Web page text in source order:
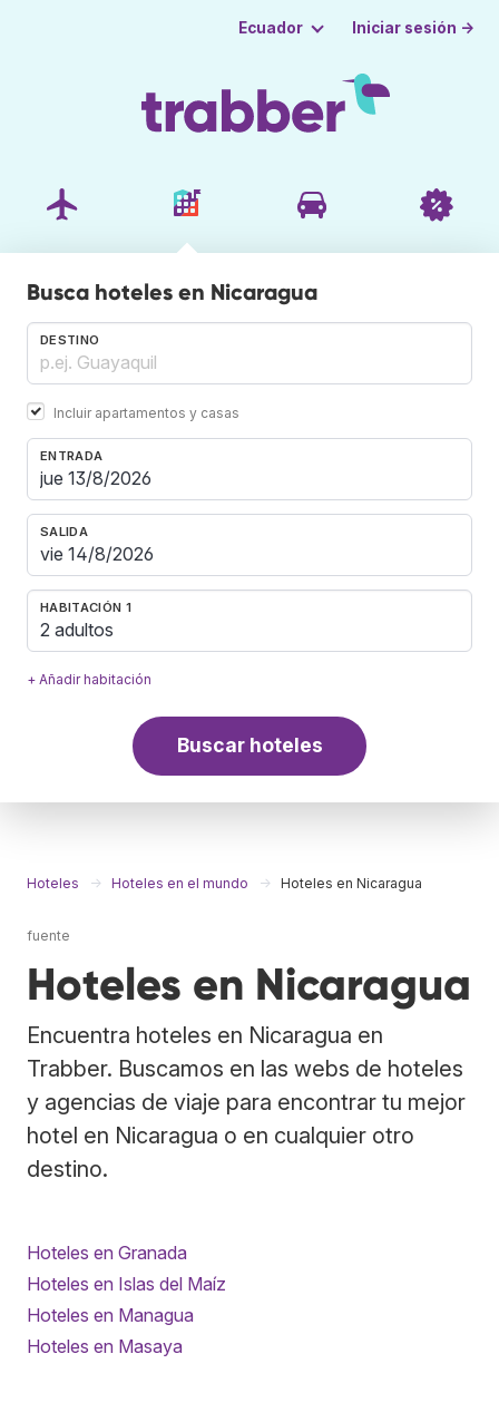
Ecuador Iniciar sesión →
Busca hoteles en Nicaragua
DESTINO
Incluir apartamentos y casas
ENTRADA
SALIDA
HABITACIÓN 1
2 adultos
+ Añadir habitación
Buscar hoteles
Hoteles Hoteles en el mundo Hoteles en Nicaragua
fuente
Hoteles en Nicaragua
Encuentra hoteles en Nicaragua en
Trabber. Buscamos en las webs de hoteles
y agencias de viaje para encontrar tu mejor
hotel en Nicaragua o en cualquier otro
destino.
Hoteles en Granada
Hoteles en Islas del Maíz
Hoteles en Managua
Hoteles en Masaya